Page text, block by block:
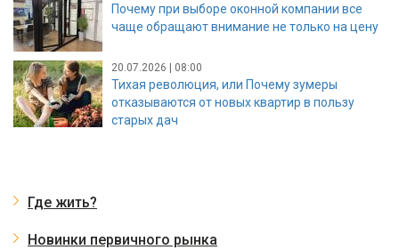
Почему при выборе оконной компании все
чаще обращают внимание не только на цену
20.07.2026 | 08:00
Тихая революция, или Почему зумеры
отказываются от новых квартир в пользу
старых дач
Где жить?
Новинки первичного рынка